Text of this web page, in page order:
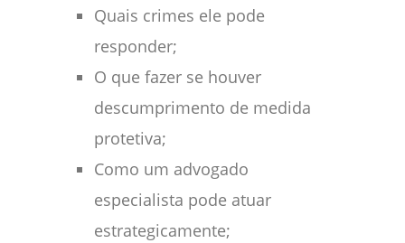
Quais crimes ele pode
responder;
O que fazer se houver
descumprimento de medida
protetiva;
Como um advogado
especialista pode atuar
estrategicamente;